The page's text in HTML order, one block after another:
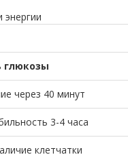
глюкозы
через 40 минут
3-4 часа
клетчатки